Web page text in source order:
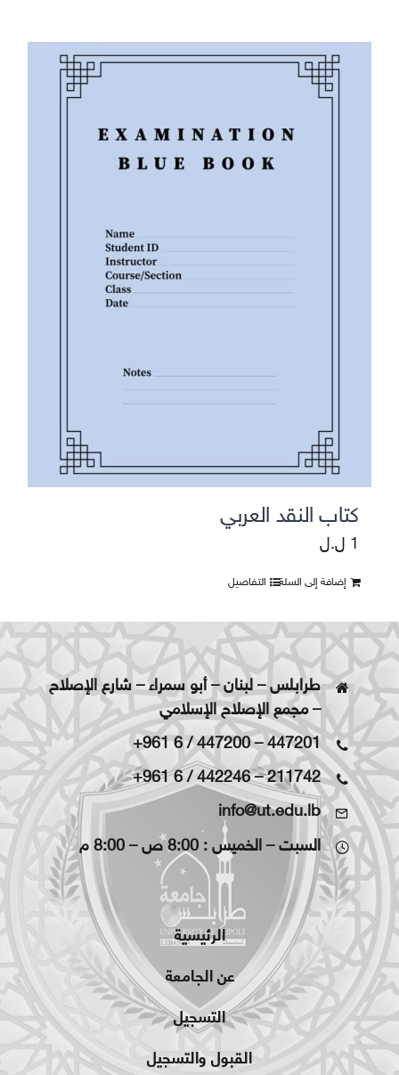
كتاب النقد العربي
1 ل.ل
إضافة إلى السلة التفاصيل
طرابلس – لبنان – أبو سمراء – شارع الإصلاح
– مجمع الإصلاح الإسلامي
+961 6 / 447200–447201
+961 6 / 442246–211742
info@ut.edu.lb
السبت – الخميس : 8:00 ص – 8:00 م
الرئيسية
عن الجامعة
التسجيل
القبول والتسجيل